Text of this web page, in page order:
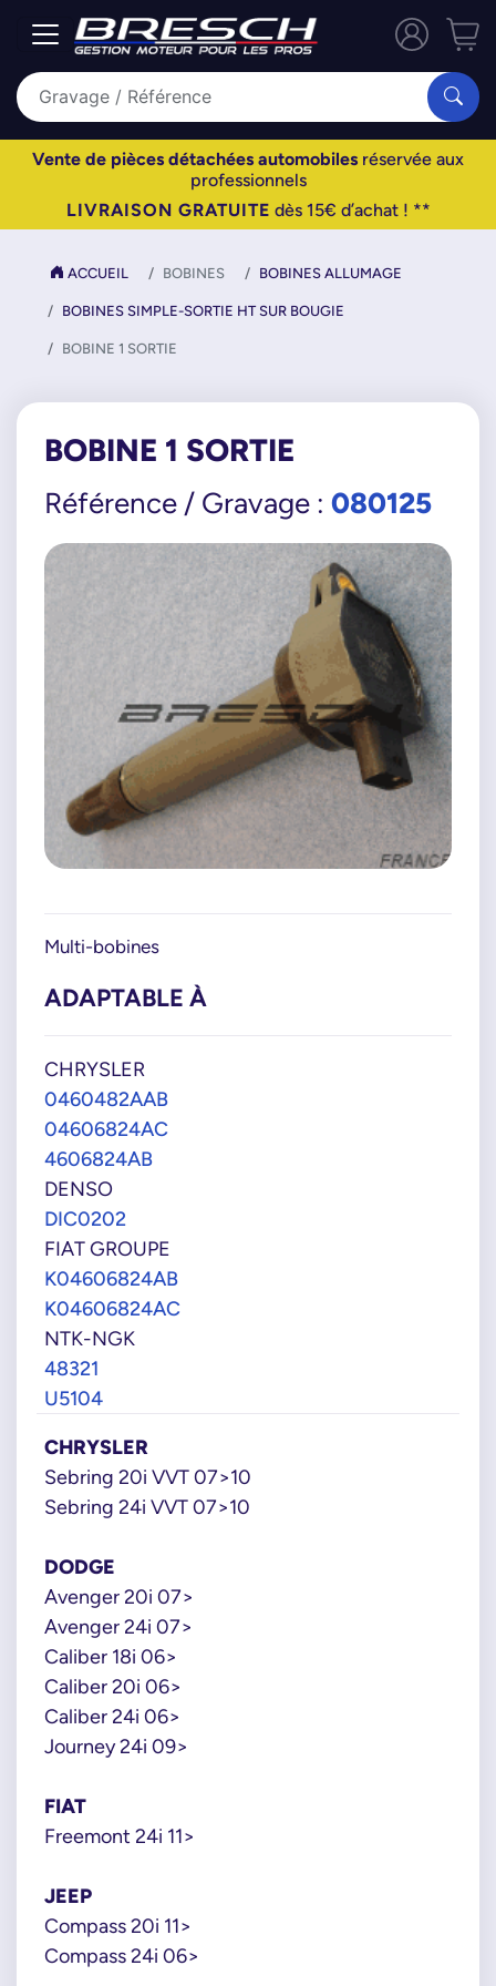
Vente de pièces détachées automobiles réservée aux
professionnels
LIVRAISON GRATUITE dès 15€ d’achat ! **
ACCUEIL BOBINES BOBINES ALLUMAGE
BOBINES SIMPLE-SORTIE HT SUR BOUGIE
BOBINE 1 SORTIE
BOBINE 1 SORTIE
Référence / Gravage : 080125
Multi-bobines
ADAPTABLE À
CHRYSLER
0460482AAB
04606824AC
4606824AB
DENSO
DIC0202
FIAT GROUPE
K04606824AB
K04606824AC
NTK-NGK
48321
U5104
CHRYSLER
Sebring 20i VVT 07>10
Sebring 24i VVT 07>10
DODGE
Avenger 20i 07>
Avenger 24i 07>
Caliber 18i 06>
Caliber 20i 06>
Caliber 24i 06>
Journey 24i 09>
FIAT
Freemont 24i 11>
JEEP
Compass 20i 11>
Compass 24i 06>